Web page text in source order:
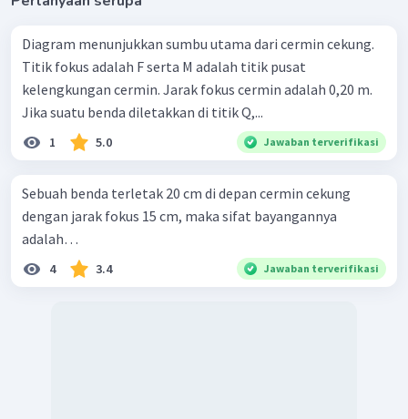
Pernyataan pada soal yang salah adalah cermin cekung
selalu menghasilkan bayangan nyata.
Jadi, pilihan jawaban yang tepat adalah A.
Diagram menunjukkan sumbu utama dari cermin cekung.
Titik fokus adalah F serta M adalah titik pusat
kelengkungan cermin. Jarak fokus cermin adalah 0,20 m.
Jika suatu benda diletakkan di titik Q,...
1 5.0 Jawaban terverifikasi
Sebuah benda terletak 20 cm di depan cermin cekung
dengan jarak fokus 15 cm, maka sifat bayangannya
adalah…
4 3.4 Jawaban terverifikasi